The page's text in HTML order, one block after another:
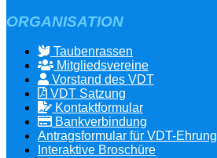
ORGANISATION
Taubenrassen
Mitgliedsvereine
Vorstand des VDT
VDT Satzung
Kontaktformular
Bankverbindung
Antragsformular für VDT-Ehrung
Interaktive Broschüre